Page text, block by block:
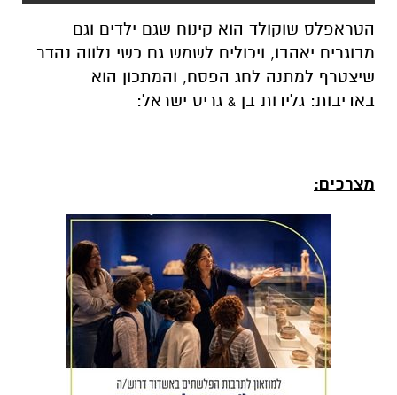
הטראפלס שוקולד הוא קינוח שגם ילדים וגם
מבוגרים יאהבו, ויכולים לשמש גם כשי נלווה נהדר
שיצטרף למתנה לחג הפסח, והמתכון הוא
באדיבות: גלידות בן & גריס ישראל:
מצרכים: